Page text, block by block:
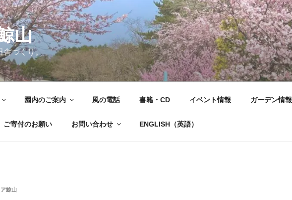
山
舎づくり。
園内のご案内 風の電話 書籍・CD イベント情報 ガーデン情報
ご寄付のお願い お問い合わせ ENGLISH（英語）
鯨山